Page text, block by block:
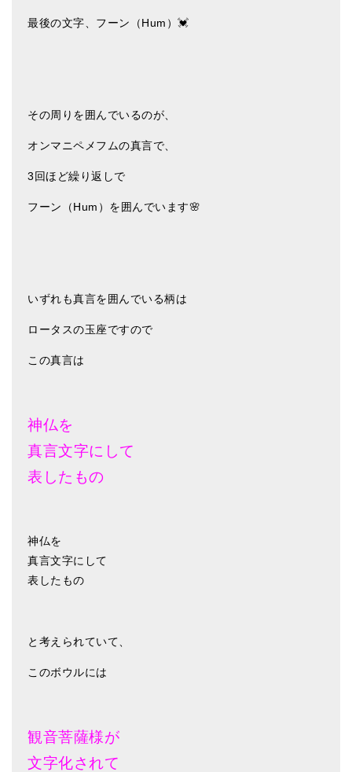
最後の文字、フーン（Hum）💓
その周りを囲んでいるのが、
オンマニペメフムの真言で、
3回ほど繰り返しで
フーン（Hum）を囲んでいます🌸
いずれも真言を囲んでいる柄は
ロータスの玉座ですので
この真言は
神仏を
真言文字にして
表したもの
神仏を
真言文字にして
表したもの
と考えられていて、
このボウルには
観音菩薩様が
文字化されて